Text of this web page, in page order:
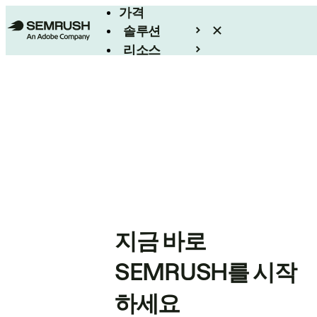
가격
솔루션
리소스
지금 바로
SEMRUSH를 시작
하세요